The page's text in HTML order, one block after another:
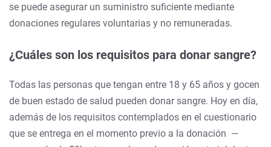
se puede asegurar un suministro suficiente mediante
donaciones regulares voluntarias y no remuneradas.
¿Cuáles son los requisitos para donar sangre?
Todas las personas que tengan entre 18 y 65 años y gocen
de buen estado de salud pueden donar sangre. Hoy en día,
además de los requisitos contemplados en el cuestionario
que se entrega en el momento previo a la donación —